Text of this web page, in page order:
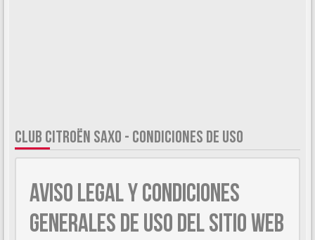
CLUB CITROËN SAXO - CONDICIONES DE USO
AVISO LEGAL Y CONDICIONES
GENERALES DE USO DEL SITIO WEB